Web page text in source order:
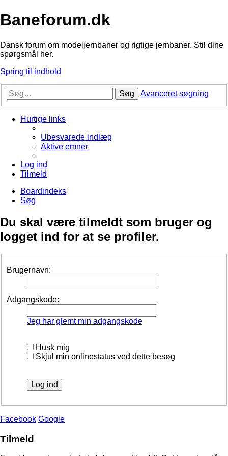
Baneforum.dk
Dansk forum om modeljernbaner og rigtige jernbaner. Stil dine
spørgsmål her.
Spring til indhold
Søg Avanceret søgning
Hurtige links
Ubesvarede indlæg
Aktive emner
Log ind
Tilmeld
Boardindeks
Søg
Du skal være tilmeldt som bruger og
logget ind for at se profiler.
Brugernavn:
Adgangskode:
Jeg har glemt min adgangskode
Husk mig
Skjul min onlinestatus ved dette besøg
Facebook Google
Tilmeld